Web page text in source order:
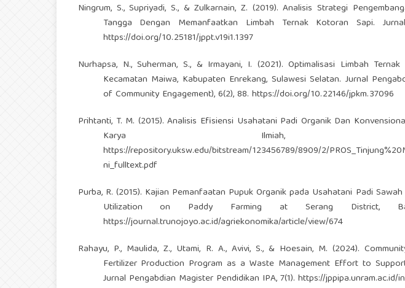
Ningrum, S., Supriyadi, S., & Zulkarnain, Z. (2019). Analisis Strategi
Tangga Dengan Memanfaatkan Limbah Ternak Kotoran Sapi.
https://doi.org/10.25181/jppt.v19i1.1397
Nurhapsa, N., Suherman, S., & Irmayani, I. (2021). Optimalisasi Limbah
Kecamatan Maiwa, Kabupaten Enrekang, Sulawesi Selatan. Jurnal
of Community Engagement), 6(2), 88. https://doi.org/10.22146/jpkm.37096
Prihtanti, T. M. (2015). Analisis Efisiensi Usahatani Padi Organik Dan
Karya Ilmiah,
https://repository.uksw.edu/bitstream/123456789/8909/2/
ni_fulltext.pdf
Purba, R. (2015). Kajian Pemanfaatan Pupuk Organik pada Usahatani Padi
Utilization on Paddy Farming at Serang District,
https://journal.trunojoyo.ac.id/agriekonomika/article/view/674
Rahayu, P., Maulida, Z., Utami, R. A., Avivi, S., & Hoesain, M. (2024).
Fertilizer Production Program as a Waste Management Effort to
Jurnal Pengabdian Magister Pendidikan IPA, 7(1). https://jppipa.unram.ac.id/